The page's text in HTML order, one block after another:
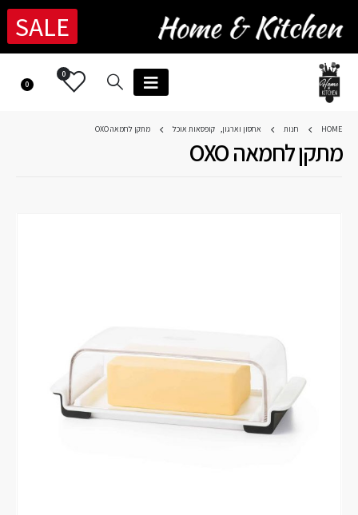
SALE
0
0
HOME חנות אחסון וארגון, קופסאות אוכל מתקן לחמאה OXO
מתקן לחמאה OXO